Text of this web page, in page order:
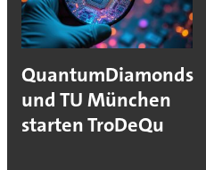
QuantumDiamonds
und TU München
starten TroDeQu